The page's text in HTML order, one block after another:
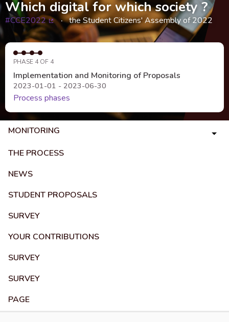
Which digital for which society ?
#CCE2022
(External link)
the Student Citizens' Assembly of 2022
PHASE 4 OF 4
Implementation and Monitoring of Proposals
2023-01-01 - 2023-06-30
Process phases
MONITORING
THE PROCESS
NEWS
STUDENT PROPOSALS
SURVEY
YOUR CONTRIBUTIONS
SURVEY
SURVEY
PAGE